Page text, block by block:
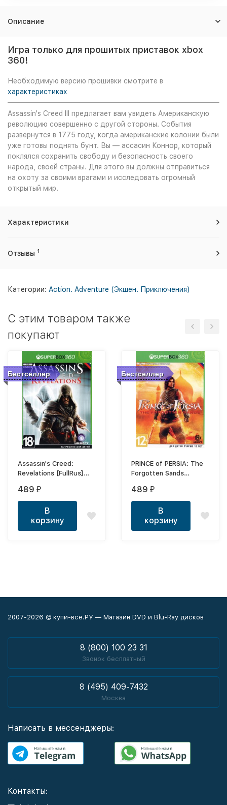
Описание
Игра только для прошитых приставок xbox
360!
Необходимую версию прошивки смотрите в
характеристиках
Assassin's Creed III предлагает вам увидеть Американскую
революцию совершенно с другой стороны. События
развернутся в 1775 году, когда американские колонии были
уже готовы поднять бунт. Вы — ассасин Коннор, который
поклялся сохранить свободу и безопасность своего
народа, своей страны. Для этого вы должны отправиться
на охоту за своими врагами и исследовать огромный
открытый мир.
Характеристики
Отзывы 1
Категории: Action. Adventure (Экшен. Приключения)
C этим товаром также
покупают
Бестселлер
Assassin's Creed:
Revelations [FullRus]
489 ₽
В
корзину
Бестселлер
PRINCE of PERSIA: The
Forgotten Sands
XBOX360
489 ₽
В
корзину
2007-2026 © купи-все.РУ — Магазин DVD и Blu-Ray дисков
8 (800) 100 23 31
Звонок бесплатный
8 (495) 409-7432
Москва
Написать в мессенджеры:
Контакты: